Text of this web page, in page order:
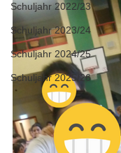
Schuljahr 2022/23
Schuljahr 2023/24
Schuljahr 2024/25
Schuljahr 2025/26